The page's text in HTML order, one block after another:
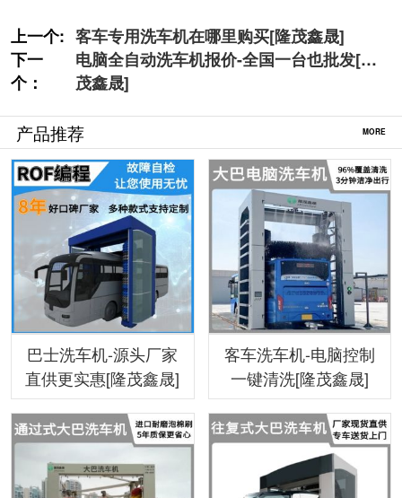
上一个: 客车专用洗车机在哪里购买[隆茂鑫晟]
下一
个：
电脑全自动洗车机报价-全国一台也批发[隆
茂鑫晟]
产品推荐 MORE
巴士洗车机-源头厂家
直供更实惠[隆茂鑫晟]
客车洗车机-电脑控制
一键清洗[隆茂鑫晟]